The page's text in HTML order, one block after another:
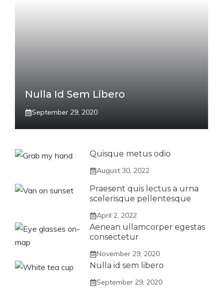
Nulla Id Sem Libero
September 29, 2020
Quisque metus odio
August 30, 2022
Praesent quis lectus a urna
scelerisque pellentesque
April 2, 2022
Aenean ullamcorper egestas
consectetur
November 29, 2020
Nulla id sem libero
September 29, 2020